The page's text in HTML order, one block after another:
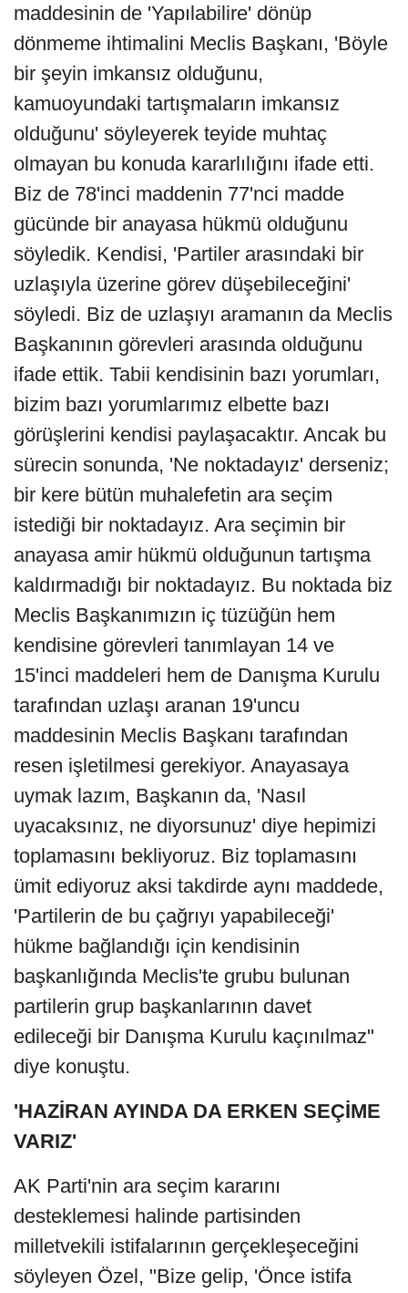
maddesinin de 'Yapılabilire' dönüp
dönmeme ihtimalini Meclis Başkanı, 'Böyle
bir şeyin imkansız olduğunu,
kamuoyundaki tartışmaların imkansız
olduğunu' söyleyerek teyide muhtaç
olmayan bu konuda kararlılığını ifade etti.
Biz de 78'inci maddenin 77'nci madde
gücünde bir anayasa hükmü olduğunu
söyledik. Kendisi, 'Partiler arasındaki bir
uzlaşıyla üzerine görev düşebileceğini'
söyledi. Biz de uzlaşıyı aramanın da Meclis
Başkanının görevleri arasında olduğunu
ifade ettik. Tabii kendisinin bazı yorumları,
bizim bazı yorumlarımız elbette bazı
görüşlerini kendisi paylaşacaktır. Ancak bu
sürecin sonunda, 'Ne noktadayız' derseniz;
bir kere bütün muhalefetin ara seçim
istediği bir noktadayız. Ara seçimin bir
anayasa amir hükmü olduğunun tartışma
kaldırmadığı bir noktadayız. Bu noktada biz
Meclis Başkanımızın iç tüzüğün hem
kendisine görevleri tanımlayan 14 ve
15'inci maddeleri hem de Danışma Kurulu
tarafından uzlaşı aranan 19'uncu
maddesinin Meclis Başkanı tarafından
resen işletilmesi gerekiyor. Anayasaya
uymak lazım, Başkanın da, 'Nasıl
uyacaksınız, ne diyorsunuz' diye hepimizi
toplamasını bekliyoruz. Biz toplamasını
ümit ediyoruz aksi takdirde aynı maddede,
'Partilerin de bu çağrıyı yapabileceği'
hükme bağlandığı için kendisinin
başkanlığında Meclis'te grubu bulunan
partilerin grup başkanlarının davet
edileceği bir Danışma Kurulu kaçınılmaz"
diye konuştu.
'HAZİRAN AYINDA DA ERKEN SEÇİME
VARIZ'
AK Parti'nin ara seçim kararını
desteklemesi halinde partisinden
milletvekili istifalarının gerçekleşeceğini
söyleyen Özel, "Bize gelip, 'Önce istifa